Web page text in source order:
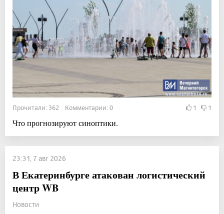
Прочитали: 362 Комментарии: 0 1 1
Что прогнозируют синоптики.
23:31, 7 авг 2026
В Екатеринбурге атакован логистический
центр WB
Новости